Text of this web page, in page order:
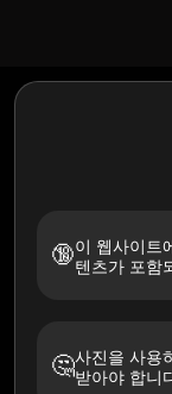
🔞이 웹사이트
텐츠가 포함
🤔사진을 사용
받아야 합니